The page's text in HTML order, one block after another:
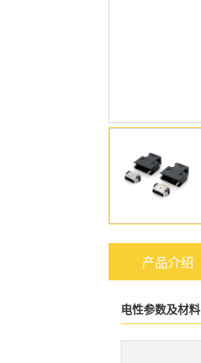
产品介绍
电性参数及材料